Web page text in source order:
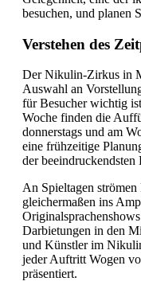
besuchen, und planen
Verstehen des
Der Nikulin-Zirkus in
Auswahl an
für Besucher wichtig
Woche finden die
donnerstags und am
eine frühzeitige
der beeindruckendsten
An Spieltagen
gleichermaßen ins
Darbietungen in den
und Künstler im
jeder Auftritt Wogen
präsentiert.